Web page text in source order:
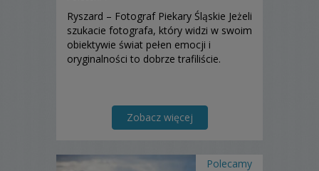
Ryszard – Fotograf Piekary Śląskie Jeżeli
szukacie fotografa, który widzi w swoim
obiektywie świat pełen emocji i
oryginalności to dobrze trafiliście.
Zobacz więcej
Polecamy